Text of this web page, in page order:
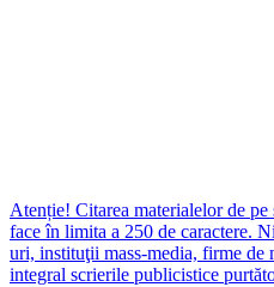
Atenție! Citarea materialelor de
face în limita a 250 de caractere.
uri, instituţii mass-media, firme de
integral scrierile publicistice